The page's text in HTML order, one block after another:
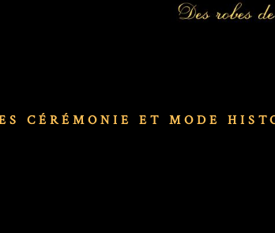
CÉRÉMONIE ET MODE